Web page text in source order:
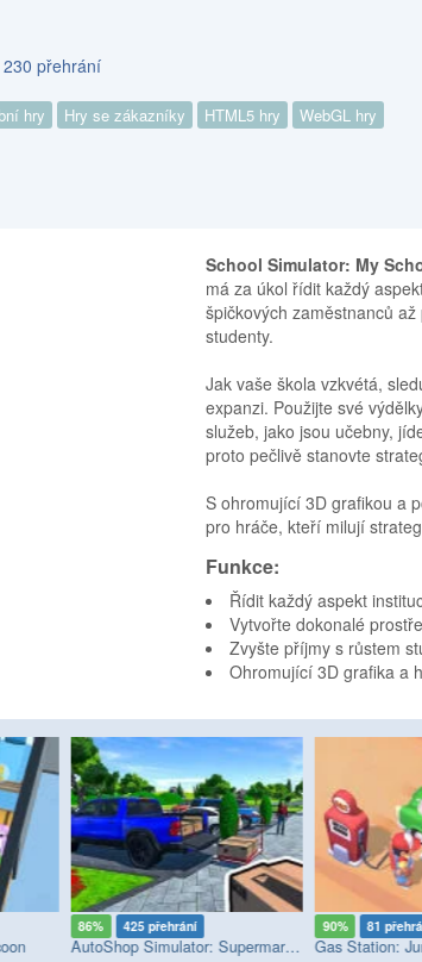
230 přehrání
hry Hry se zákazníky HTML5 hry WebGL hry
School Simulator: My
má za úkol řídit každý
špičkových zaměstnanců
studenty.
Jak vaše škola vzkvétá,
expanzi. Použijte své
služeb, jako jsou učebny,
proto pečlivě stanovte
S ohromující 3D grafikou a
pro hráče, kteří milují
Funkce:
Řídit každý aspekt
Vytvořte dokonalé
Zvyšte příjmy s růstem
Ohromující 3D grafika a
86% 425 přehrání
AutoShop Simulator: Supermarket 2026
90% 81
Gas Station: